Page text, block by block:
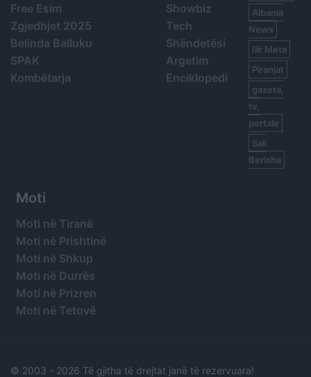
Free Esim
Zgjedhjet 2025
Belinda Balluku
SPAK
Kombëtarja
Showbiz
Tech
Shëndetësi
Argetim
Enciklopedi
Albania
News
Ilir Meta
Piranjat
gazeta,
tv,
portale
Sali
Berisha
Moti
Moti në Tiranë
Moti në Prishtinë
Moti në Shkup
Moti në Durrës
Moti në Prizren
Moti në Tetovë
© 2003 - 2026 Të gjitha të drejtat janë të rezervuara!